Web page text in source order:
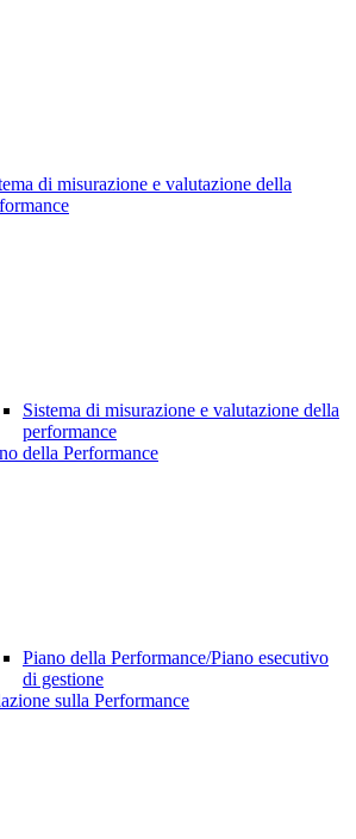
di misurazione e valutazione della
Sistema di misurazione e valutazione della
performance
della Performance
Piano della Performance/Piano esecutivo
di gestione
sulla Performance